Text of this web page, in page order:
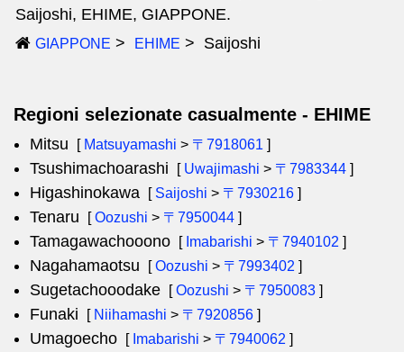
Saijoshi, EHIME, GIAPPONE.
GIAPPONE EHIME Saijoshi
Regioni selezionate casualmente - EHIME
Mitsu [ Matsuyamashi > 〒7918061 ]
Tsushimachoarashi [ Uwajimashi > 〒7983344 ]
Higashinokawa [ Saijoshi > 〒7930216 ]
Tenaru [Oozushi > 〒7950044 ]
Tamagawachooono [ Imabarishi > 〒7940102 ]
Nagahamaotsu [Oozushi > 〒7993402 ]
Sugetachooodake [Oozushi > 〒7950083 ]
Funaki [ Niihamashi > 〒7920856 ]
Umagoecho [ Imabarishi > 〒7940062 ]